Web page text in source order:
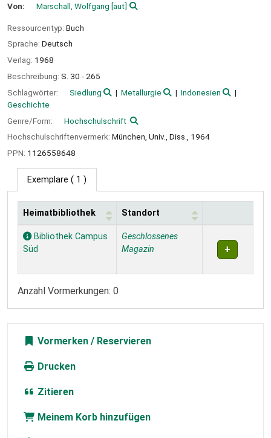
Von: Marschall, Wolfgang [aut]
Ressourcentyp: Buch
Sprache: Deutsch
Verlag: 1968
Beschreibung: S. 30 - 265
Schlagwörter:
Siedlung Metallurgie
Indonesien
Geschichte
Genre/Form:
Hochschulschrift
Hochschulschriftenvermerk: München, Univ., Diss., 1964
PPN: 1126558648
Exemplare ( 1 )
Exemplare
Heimatbibliothek Standort
Bibliothek Campus
Süd
Geschlossenes
Magazin
Anzahl Vormerkungen: 0
Vormerken
Drucken
Zitieren
Meinem Korb hinzufügen